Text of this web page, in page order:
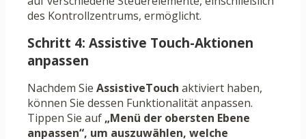
des Kontrollzentrums, ermöglicht.
Schritt 4: Assistive Touch-Aktionen
anpassen
Nachdem Sie AssistiveTouch aktiviert haben,
können Sie dessen Funktionalität anpassen.
Tippen Sie auf „Menü der obersten Ebene
anpassen“, um auszuwählen, welche